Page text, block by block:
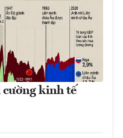
cường kinh tế